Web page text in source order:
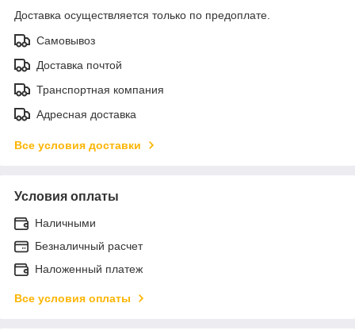
Доставка осуществляется только по предоплате.
Самовывоз
Доставка почтой
Транспортная компания
Адресная доставка
Все условия доставки
Условия оплаты
Наличными
Безналичный расчет
Наложенный платеж
Все условия оплаты